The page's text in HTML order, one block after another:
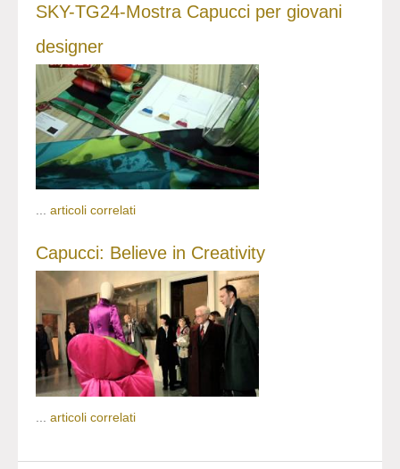
SKY-TG24-Mostra Capucci per giovani
designer
... articoli correlati
Capucci: Believe in Creativity
articoli correlati